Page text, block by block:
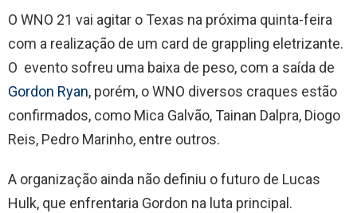
O WNO 21 vai agitar o Texas na próxima quinta-feira
com a realização de um card de grappling eletrizante.
O evento sofreu uma baixa de peso, com a saída de
Gordon Ryan, porém, o WNO diversos craques estão
confirmados, como Mica Galvão, Tainan Dalpra, Diogo
Reis, Pedro Marinho, entre outros.
A organização ainda não definiu o futuro de Lucas
Hulk, que enfrentaria Gordon na luta principal.